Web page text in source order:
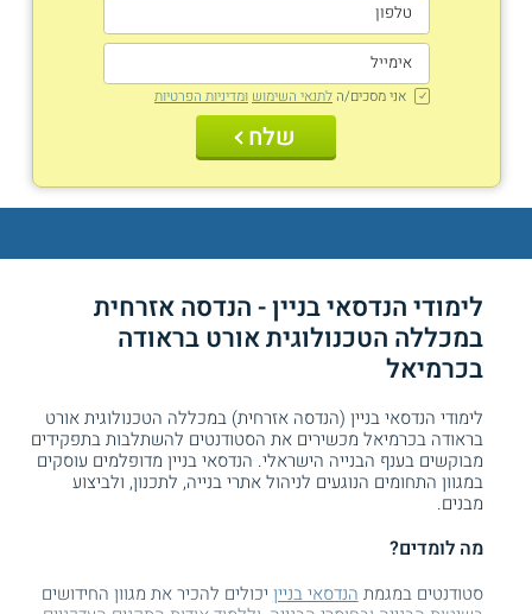
אני מסכים/ה לתנאי השימוש ומדיניות הפרטיות
שלח
לימודי הנדסאי בניין - הנדסה אזרחית
במכללה הטכנולוגית אורט בראודה
בכרמיאל
לימודי הנדסאי בניין (הנדסה אזרחית) במכללה הטכנולוגית אורט
בראודה בכרמיאל מכשירים את הסטודנטים להשתלבות בתפקידים
מבוקשים בענף הבנייה הישראלי. הנדסאי בניין מדופלמים עוסקים
במגוון התחומים הנוגעים לניהול אתרי בנייה, לתכנון, ולביצוע
מבנים.
מה לומדים?
סטודנטים במגמת הנדסאי בניין יכולים להכיר את מגוון החידושים